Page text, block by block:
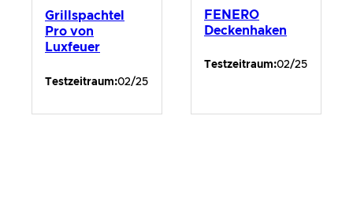
Grillspachtel
Pro von
Luxfeuer
Testzeitraum:02/25
FENERO
Deckenhaken
Testzeitraum:02/25